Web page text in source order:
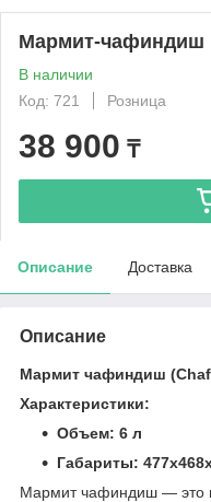
Мармит-чафиндиш
В наличии
Код: 721
Розница
38 900 ₸
Описание Доставка
Описание
Мармит чафиндиш
Характеристики:
Объем: 6 л
Габариты:
Мармит чафиндиш — это